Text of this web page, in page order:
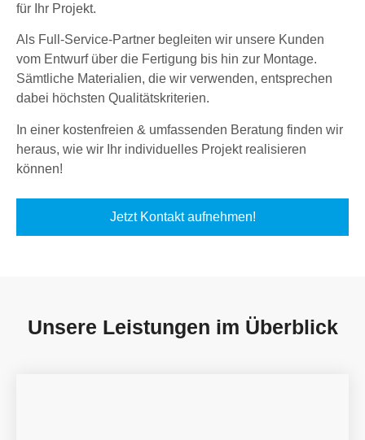
für Ihr Projekt.
Als Full-Service-Partner begleiten wir unsere Kunden
vom Entwurf über die Fertigung bis hin zur Montage.
Sämtliche Materialien, die wir verwenden, entsprechen
dabei höchsten Qualitätskriterien.
In einer kostenfreien & umfassenden Beratung finden wir
heraus, wie wir Ihr individuelles Projekt realisieren
können!
Jetzt Kontakt aufnehmen!
Unsere Leistungen im Überblick